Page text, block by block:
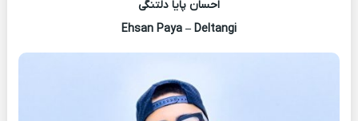
احسان پایا دلتنگی
Ehsan Paya – Deltangi